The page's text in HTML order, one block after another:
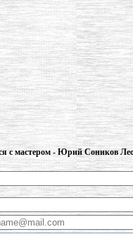
с мастером - Юрий Соников